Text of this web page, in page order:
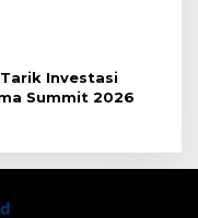
Investasi
Summit 2026